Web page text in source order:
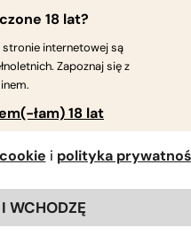
i słodkie smaki oraz
18 lat?
internetowej są
Zapoznaj się z
łam) 18 lat
i polityka
WCHODZĘ